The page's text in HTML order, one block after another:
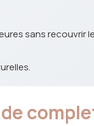
sans recouvrir